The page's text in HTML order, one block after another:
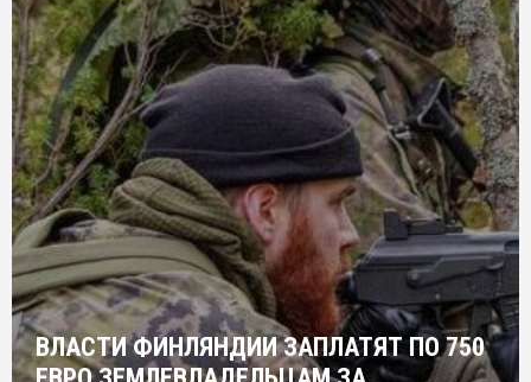
ВЛАСТИ ФИНЛЯНДИИ ЗАПЛАТЯТ ПО 750